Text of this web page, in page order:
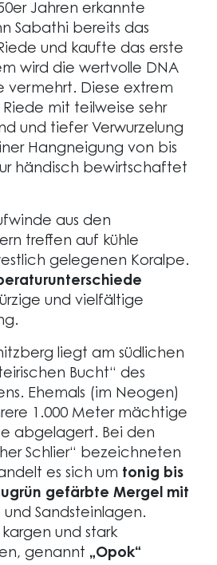
Jahren erkannte
Sabathi bereits das
und kaufte das erste
wird die wertvolle DNA
vermehrt. Diese extrem
mit teilweise sehr
und tiefer Verwurzelung
Hangneigung von bis
händisch bewirtschaftet
aus den
treffen auf kühle
gelegenen Koralpe.
und vielfältige
liegt am südlichen
Bucht“ des
Ehemals (im Neogen)
1.000 Meter mächtige
abgelagert. Bei den
Schlier“ bezeichneten
es sich um tonig bis
gefärbte Mergel mit
und Sandsteinlagen.
und stark
genannt „Opok“